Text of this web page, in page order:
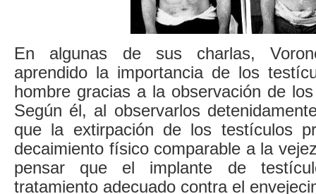
En algunas de sus charlas,
aprendido la importancia de los
hombre gracias a la observación de
Según él, al observarlos
que la extirpación de los testículos
decaimiento físico comparable a la
pensar que el implante de
tratamiento adecuado contra el